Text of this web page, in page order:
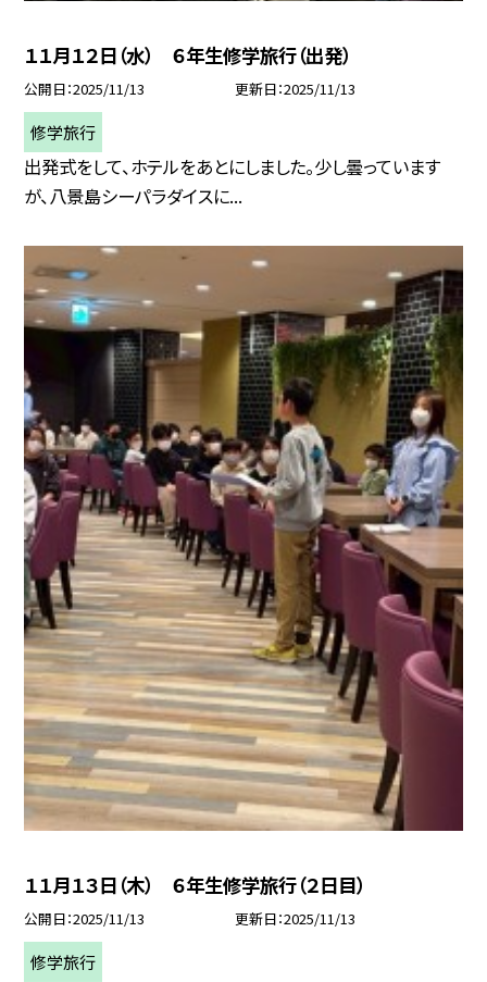
１１月１２日（水） ６年生修学旅行（出発）
公開日 2025/11/13 更新日 2025/11/13
修学旅行
出発式をして、ホテルをあとにしました。少し曇っています
が、八景島シーパラダイスに...
１１月１３日（木） ６年生修学旅行（２日目）
公開日 2025/11/13 更新日 2025/11/13
修学旅行